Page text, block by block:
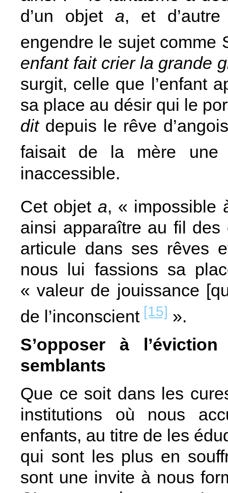
d’un objet a, et
engendre le sujet comme
enfant fait crier la grande
surgit, celle que l’enfant
sa place au désir qui le
ditdepuis le rêve
faisait de la mère
inaccessible.
Cet objet a, « impossible
ainsi apparaître au fil des
articule dans ses rêves
nous lui fassions sa
« valeur de jouissance
de l’inconscient [15] ».
S’opposer à
semblants
Que ce soit dans les
institutions où nous
enfants, au titre de les
qui sont les plus en
sont une invite à nous